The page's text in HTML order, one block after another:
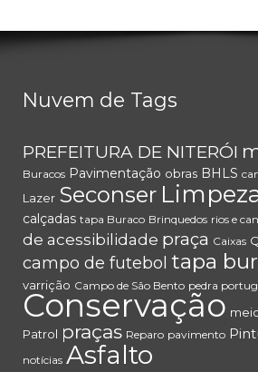
Nuvem de Tags
PREFEITURA DE NITERÓI
Buracos Pavimentação obras BHLS
Lazer Seconser
calçadas tapa Buraco Brinquedos rios e
de acessibilidade praça Caixas
campo de futebol tapa
varrição Campo de São Bento pedra
Conservação
Patrol praças Reparo pavimento
notícias Asfalto